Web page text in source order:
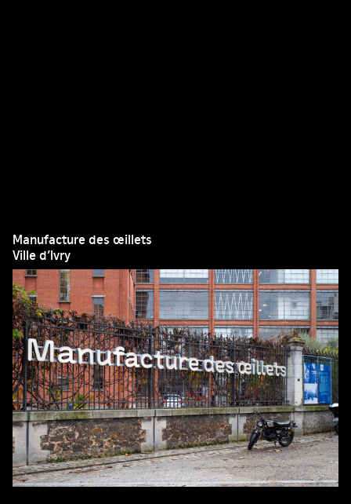
Manufacture des œillets
Ville d’Ivry